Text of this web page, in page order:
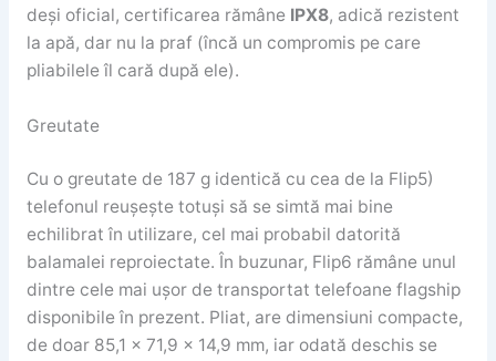
deși oficial, certificarea rămâne IPX8, adică rezistent
la apă, dar nu la praf (încă un compromis pe care
pliabilele îl cară după ele).
Greutate
Cu o greutate de 187 g identică cu cea de la Flip5)
telefonul reușește totuși să se simtă mai bine
echilibrat în utilizare, cel mai probabil datorită
balamalei reproiectate. În buzunar, Flip6 rămâne unul
dintre cele mai ușor de transportat telefoane flagship
disponibile în prezent. Pliat, are dimensiuni compacte,
de doar 85,1 × 71,9 × 14,9 mm, iar odată deschis se